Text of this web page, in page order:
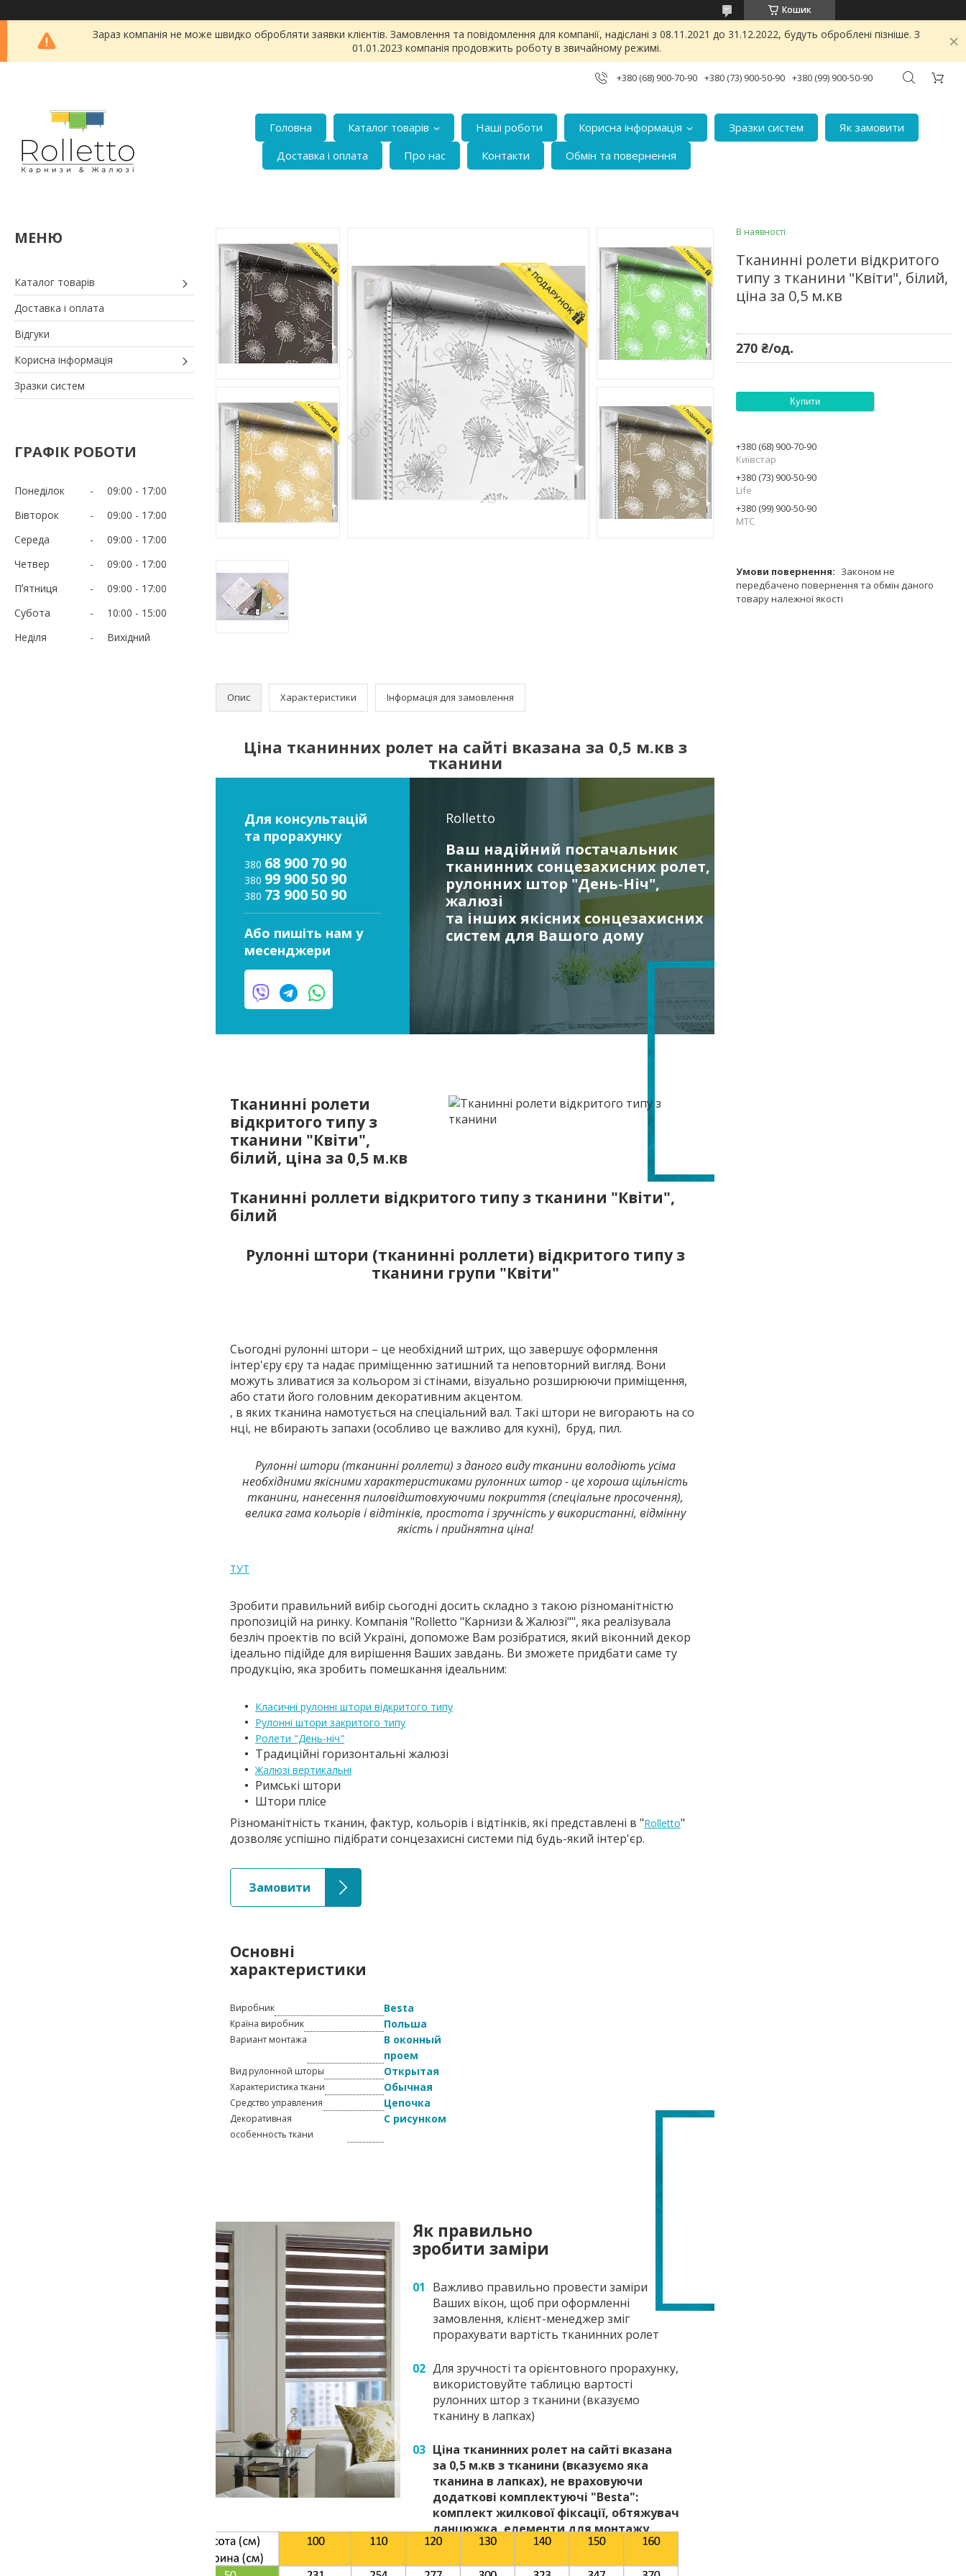
Кошик
Зараз компанія не може швидко обробляти заявки клієнтів. Замовлення та повідомлення для компанії, надіслані з 08.11.2021 до 31.12.2022, будуть оброблені пізніше. З
01.01.2023 компанія продовжить роботу в звичайному режимі.
+380 (68) 900-70-90 +380 (73) 900-50-90 +380 (99) 900-50-90
Головна Каталог товарів Наші роботи Корисна інформація Зразки систем
Як замовити
Доставка і оплата
Про нас Контакти Обмін та повернення
Каталог товарів
Доставка і оплата
Відгуки
Корисна інформація
Зразки систем
ГРАФІК РОБОТИ
Понеділок 09:00
17:00
Вівторок
09:00
17:00
Середа
09:00
17:00
Четвер
09:00
17:00
Пʼятниця
09:00
17:00
Субота
10:00
15:00
Неділя
Вихідний
Опис Характеристики Інформація для замовлення
Ціна тканинних ролет на сайті вказана за 0,5 м.кв з
тканини
Для консультацій
та прорахунку
380 68 900 70 90
380 99 900 50 90
380 73 900 50 90
Або пишіть нам у
месенджери
Rolletto
Ваш надійний постачальник
тканинних сонцезахисних ролет,
рулонних штор "День-Ніч",
жалюзі
та інших якісних сонцезахисних
систем для Вашого дому
Тканинні ролети
відкритого типу з
тканини "Квіти",
білий, ціна за 0,5 м.кв
Тканинні роллети відкритого типу з тканини "Квіти",
білий
Рулонні штори (тканинні роллети) відкритого типу з
тканини групи "Квіти"
Сьогодні рулонні штори – це необхідний штрих, що завершує оформлення
інтер'єру єру та надає приміщенню затишний та неповторний вигляд. Вони
можуть зливатися за кольором зі стінами, візуально розширюючи приміщення,
або стати його головним декоративним акцентом.
, в яких тканина намотується на спеціальний вал. Такі штори не вигорають на со
нці, не вбирають запахи (особливо це важливо для кухні), бруд, пил.
Рулонні штори (тканинні роллети) з даного виду тканини володіють усіма
необхідними якісними характеристиками рулонних штор - це хороша щільність
тканини, нанесення пиловідштовхуючими покриття (спеціальне просочення),
велика гама кольорів і відтінків, простота і зручність у використанні, відмінну
якість і прийнятна ціна!
ТУТ
Зробити правильний вибір сьогодні досить складно з такою різноманітністю
пропозицій на ринку. Компанія "Rolletto "Карнизи & Жалюзі"", яка реалізувала
безліч проектів по всій Україні, допоможе Вам розібратися, який віконний декор
ідеально підійде для вирішення Ваших завдань. Ви зможете придбати саме ту
продукцію, яка зробить помешкання ідеальним:
Класичні рулонні штори відкритого типу
Рулонні штори закритого типу
Ролети "День-ніч"
Традиційні горизонтальні жалюзі
Жалюзі вертикальні
Римські штори
Штори плісе
Різноманітність тканин, фактур, кольорів і відтінків, які представлені в "Rolletto"
дозволяє успішно підібрати сонцезахисні системи під будь-який інтер'єр.
Замовити
Основні
характеристики
Виробник Besta
Країна виробник Польша
Вариант монтажа
В оконный
проем
Вид рулонной шторы Открытая
Характеристика ткани Обычная
Средство управления Цепочка
Декоративная
особенность ткани
С рисунком
Як правильно
зробити заміри
01 Важливо правильно провести заміри
Ваших вікон, щоб при оформленні
замовлення, клієнт-менеджер зміг
прорахувати вартість тканинних ролет
02 Для зручності та орієнтовного прорахунку,
використовуйте таблицю вартості
рулонних штор з тканини (вказуємо
тканину в лапках)
03 Ціна тканинних ролет на сайті вказана
за 0,5 м.кв з тканини (вказуємо яка
тканина в лапках), не враховуючи
додаткові комплектуючі "Besta":
комплект жилкової фіксації, обтяжувач
ланцюжка, елементи для монтажу
ролети (саморізи)
В наявності
Тканинні ролети відкритого
типу з тканини "Квіти", білий,
ціна за 0,5 м.кв
270 ₴/од.
Купити
+380 (68) 900-70-90
Київстар
+380 (73) 900-50-90
Life
+380 (99) 900-50-90
МТС
Законом не
передбачено повернення та обмін даного
товару належної якості